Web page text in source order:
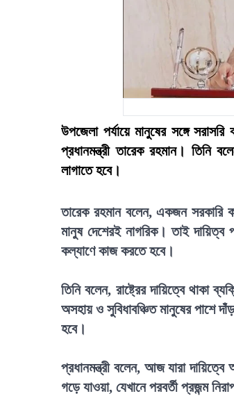
উপজেলা পর্যায়ে মানুষের সঙ্গে
প্রধানমন্ত্রী তারেক রহমান। তিনি
লাগাতে হবে।
তারেক রহমান বলেন, একজন সরকারি
মানুষ দেশেরই নাগরিক। তাই দায়িত্ব
কল্যাণে কাজ করতে হবে।
তিনি বলেন, রাষ্ট্রের দায়িত্বে
অসহায় ও সুবিধাবঞ্চিত মানুষের পাশে
হবে।
প্রধানমন্ত্রী বলেন, আজ যারা
গড়ে যাওয়া, যেখানে পরবর্তী প্রজন্ম